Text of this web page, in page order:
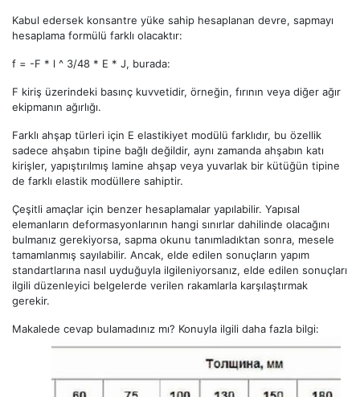
Kabul edersek konsantre yüke sahip hesaplanan devre, sapmayı
hesaplama formülü farklı olacaktır:
f = -F * l ^ 3/48 * E * J, burada:
F kiriş üzerindeki basınç kuvvetidir, örneğin, fırının veya diğer ağır
ekipmanın ağırlığı.
Farklı ahşap türleri için E elastikiyet modülü farklıdır, bu özellik
sadece ahşabın tipine bağlı değildir, aynı zamanda ahşabın katı
kirişler, yapıştırılmış lamine ahşap veya yuvarlak bir kütüğün tipine
de farklı elastik modüllere sahiptir.
Çeşitli amaçlar için benzer hesaplamalar yapılabilir. Yapısal
elemanların deformasyonlarının hangi sınırlar dahilinde olacağını
bulmanız gerekiyorsa, sapma okunu tanımladıktan sonra, mesele
tamamlanmış sayılabilir. Ancak, elde edilen sonuçların yapım
standartlarına nasıl uyduğuyla ilgileniyorsanız, elde edilen sonuçları
ilgili düzenleyici belgelerde verilen rakamlarla karşılaştırmak
gerekir.
Makalede cevap bulamadınız mı? Konuyla ilgili daha fazla bilgi: